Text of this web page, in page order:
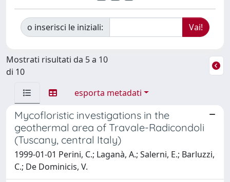
o inserisci le iniziali:
Mostrati risultati da 5 a 10
di 10
esporta metadati
Mycofloristic investigations in the
geothermal area of Travale-Radicondoli
(Tuscany, central Italy)
1999-01-01 Perini, C.; Laganà, A.; Salerni, E.; Barluzzi,
C.; De Dominicis, V.